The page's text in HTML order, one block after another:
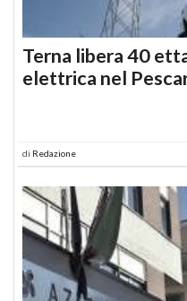
Terna libera 40
elettrica nel
di Redazione